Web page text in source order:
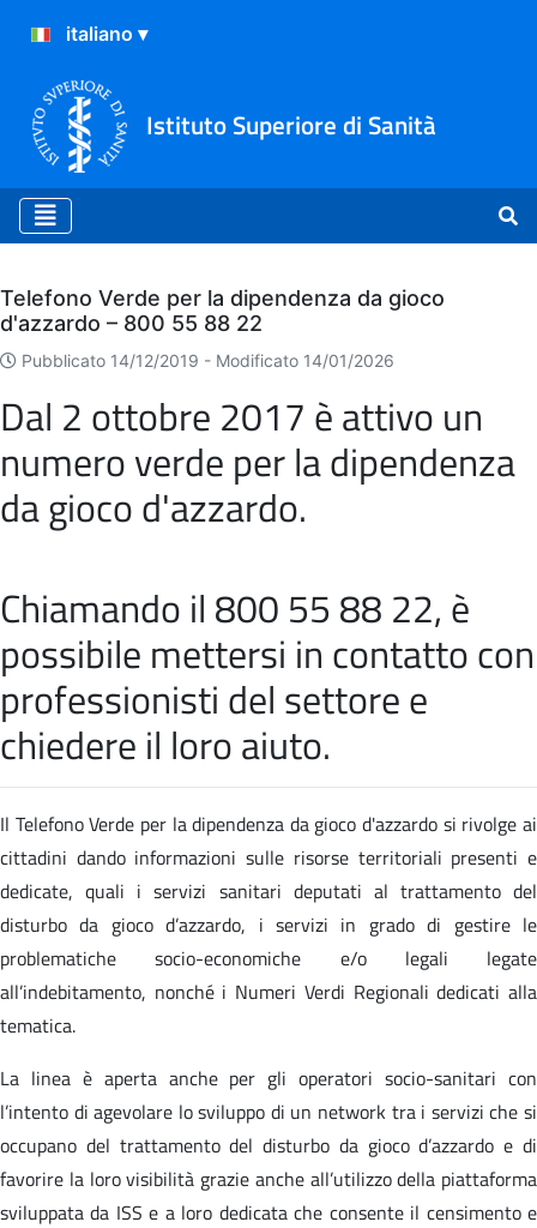
Istituto Superiore di Sanità
Archivio
Telefono Verde per la dipendenza da gioco
d'azzardo – 800 55 88 22
Pubblicato 14/12/2019 - Modificato 14/01/2026
Dal 2 ottobre 2017 è attivo un
numero verde per la dipendenza
da gioco d'azzardo.
Chiamando il 800 55 88 22, è
possibile mettersi in contatto con
professionisti del settore e
chiedere il loro aiuto.
Il Telefono Verde per la dipendenza da gioco d'azzardo si rivolge ai
cittadini dando informazioni sulle risorse territoriali presenti e
dedicate, quali i servizi sanitari deputati al trattamento del
disturbo da gioco d’azzardo, i servizi in grado di gestire le
problematiche socio-economiche e/o legali legate
all’indebitamento, nonché i Numeri Verdi Regionali dedicati alla
tematica.
La linea è aperta anche per gli operatori socio-sanitari con
l’intento di agevolare lo sviluppo di un network tra i servizi che si
occupano del trattamento del disturbo da gioco d’azzardo e di
favorire la loro visibilità grazie anche all’utilizzo della piattaforma
sviluppata da ISS e a loro dedicata che consente il censimento e